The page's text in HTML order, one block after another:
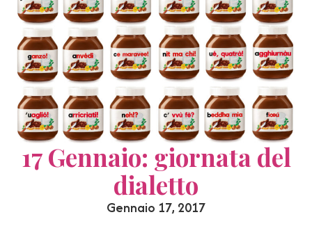
17 Gennaio: giornata del
dialetto
Gennaio 17, 2017